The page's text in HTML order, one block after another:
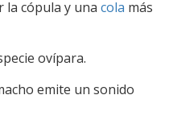
la cópula y una cola más
ovípara.
emite un sonido